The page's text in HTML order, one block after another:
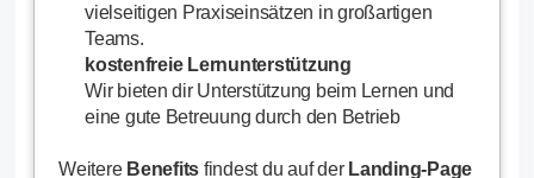
vielseitigen Praxiseinsätzen in großartigen
Teams.
kostenfreie Lernunterstützung
Wir bieten dir Unterstützung beim Lernen und
eine gute Betreuung durch den Betrieb
Weitere Benefits findest du auf der Landing-Page